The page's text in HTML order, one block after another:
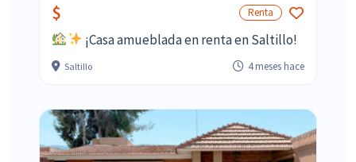
$ Renta
¡Casa amueblada en renta en Saltillo!
Saltillo 4 meses hace